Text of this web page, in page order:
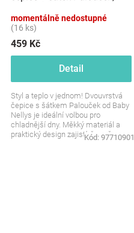
momentálně nedostupné
(16 ks)
459 Kč
Detail
Styl a teplo v jednom! Dvouvrstvá
čepice s šátkem Palouček od Baby
Nellys je ideální volbou pro
chladnější dny. Měkký materiál a
praktický design zajistí, že vaše
Kód: 97710901